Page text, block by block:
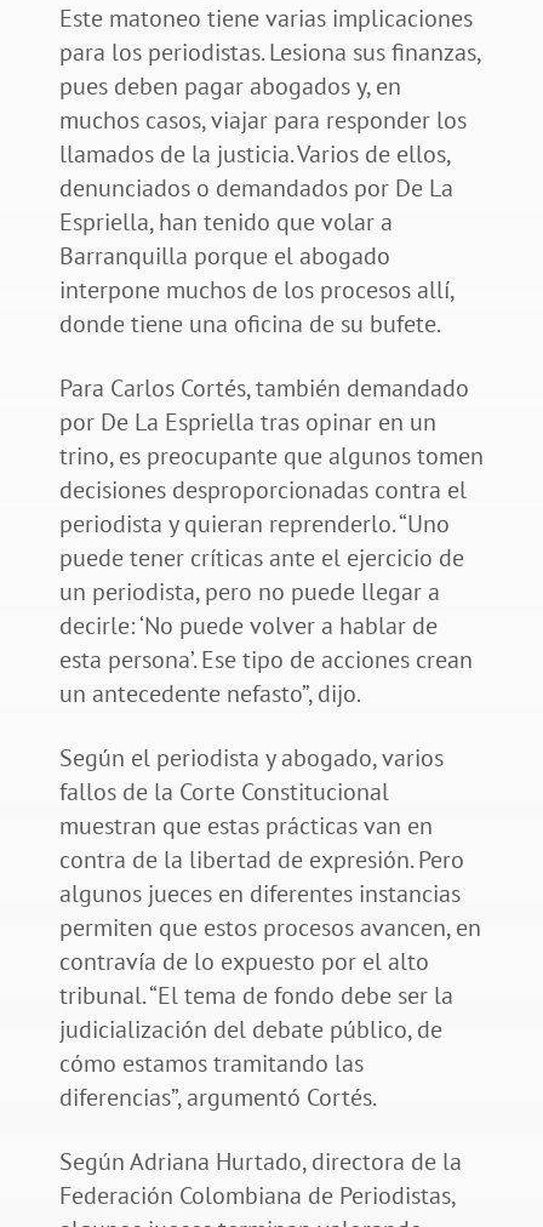
Este matoneo tiene varias implicaciones
para los periodistas. Lesiona sus finanzas,
pues deben pagar abogados y, en
muchos casos, viajar para responder los
llamados de la justicia. Varios de ellos,
denunciados o demandados por De La
Espriella, han tenido que volar a
Barranquilla porque el abogado
interpone muchos de los procesos allí,
donde tiene una oficina de su bufete.
Para Carlos Cortés, también demandado
por De La Espriella tras opinar en un
trino, es preocupante que algunos tomen
decisiones desproporcionadas contra el
periodista y quieran reprenderlo. “Uno
puede tener críticas ante el ejercicio de
un periodista, pero no puede llegar a
decirle: ‘No puede volver a hablar de
esta persona’. Ese tipo de acciones crean
un antecedente nefasto”, dijo.
Según el periodista y abogado, varios
fallos de la Corte Constitucional
muestran que estas prácticas van en
contra de la libertad de expresión. Pero
algunos jueces en diferentes instancias
permiten que estos procesos avancen, en
contravía de lo expuesto por el alto
tribunal. “El tema de fondo debe ser la
judicialización del debate público, de
cómo estamos tramitando las
diferencias”, argumentó Cortés.
Según Adriana Hurtado, directora de la
Federación Colombiana de Periodistas,